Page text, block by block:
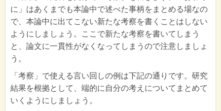
に」はあくまでも本論中で述べた事柄をまとめる場なの
で、本論中に出てこない新たな考察を書くことはしない
ようにしましょう。ここで新たな考察を書いてしまう
と、論文に一貫性がなくなってしまうので注意しましょ
う。
「考察」で使える言い回しの例は下記の通りです。研究
結果を根拠として、端的に自分の考えについてまとめて
いくようにしましょう。